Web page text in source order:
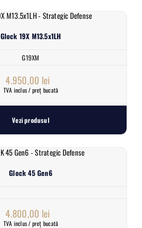
Glock 19X M13.5x1LH
G19XM
4.950,00 lei
TVA inclus / preț bucată
Vezi produsul
Glock 45 Gen6
4.800,00 lei
TVA inclus / preț bucată